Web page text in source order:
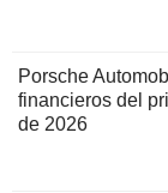
Porsche
financieros del
de 2026